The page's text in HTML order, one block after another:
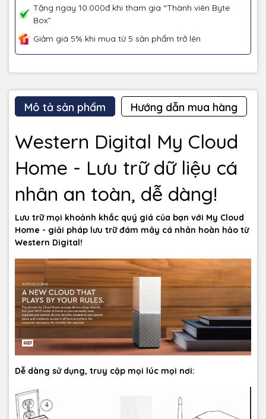
Tặng ngay 10.000đ khi tham gia “Thành viên Byte
Box”
Giảm giá 5% khi mua từ 5 sản phẩm trở lên
Mô tả sản phẩm Hướng dẫn mua hàng
Western Digital My Cloud
Home - Lưu trữ dữ liệu cá
nhân an toàn, dễ dàng!
Lưu trữ mọi khoảnh khắc quý giá của bạn với My Cloud
Home - giải pháp lưu trữ đám mây cá nhân hoàn hảo từ
Western Digital!
Dễ dàng sử dụng, truy cập mọi lúc mọi nơi: